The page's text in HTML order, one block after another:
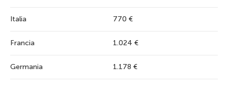
Italia 770 €
Francia 1.024 €
Germania 1.178 €